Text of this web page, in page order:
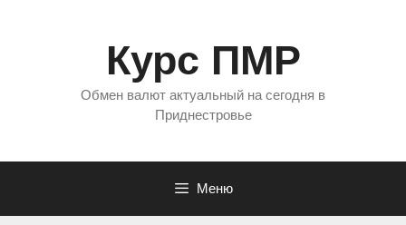
Курс ПМР
Обмен валют актуальный на сегодня в
Приднестровье
Меню